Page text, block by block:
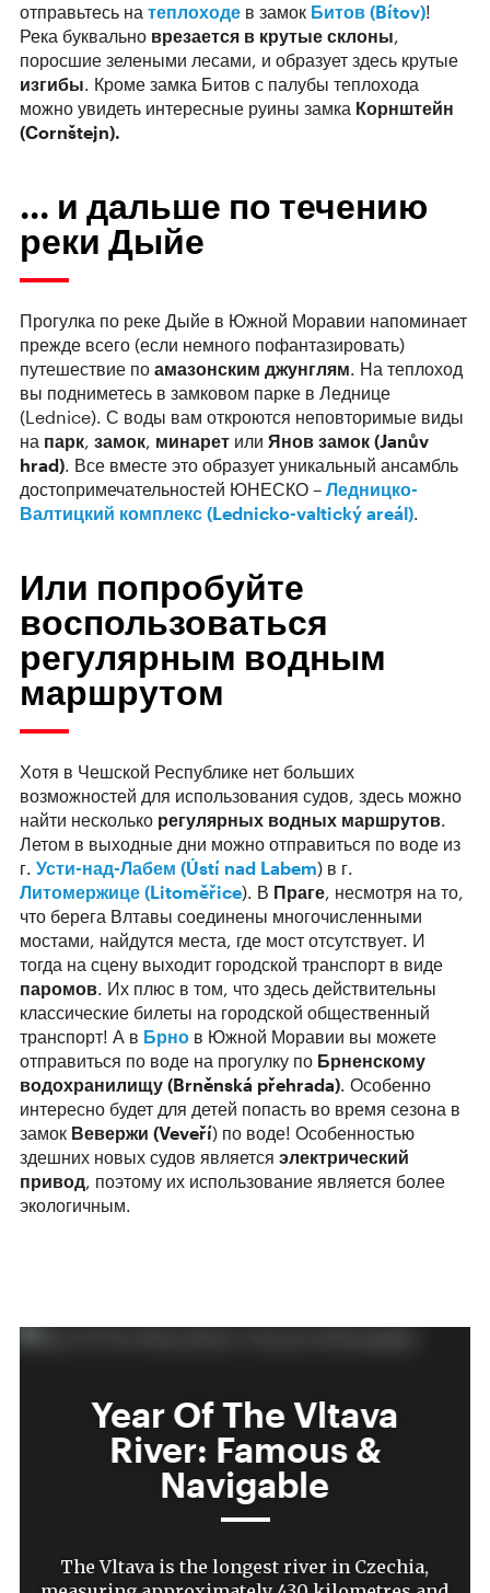
отправьтесь на теплоходе в замок Битов (Bítov)!
Река буквально врезается в крутые склоны,
поросшие зелеными лесами, и образует здесь крутые
изгибы. Кроме замка Битов с палубы теплохода
можно увидеть интересные руины замка Корнштейн
(Cornštejn).
... и дальше по течению
реки Дыйе
Прогулка по реке Дыйе в Южной Моравии напоминает
прежде всего (если немного пофантазировать)
путешествие по амазонским джунглям. На теплоход
вы подниметесь в замковом парке в Леднице
(Lednice). С воды вам откроются неповторимые виды
на парк, замок, минарет или Янов замок (Janův
hrad). Все вместе это образует уникальный ансамбль
достопримечательностей ЮНЕСКО – Ледницко-
Валтицкий комплекс (Lednicko-valtický areál).
Или попробуйте
воспользоваться
регулярным водным
маршрутом
Хотя в Чешской Республике нет больших
возможностей для использования судов, здесь можно
найти несколько регулярных водных маршрутов.
Летом в выходные дни можно отправиться по воде из
г. Усти-над-Лабем (Ústí nad Labem) в г.
Литомержице (Litoměřice). В Праге, несмотря на то,
что берега Влтавы соединены многочисленными
мостами, найдутся места, где мост отсутствует. И
тогда на сцену выходит городской транспорт в виде
паромов. Их плюс в том, что здесь действительны
классические билеты на городской общественный
транспорт! А в Брно в Южной Моравии вы можете
отправиться по воде на прогулку по Брненскому
водохранилищу (Brněnská přehrada). Особенно
интересно будет для детей попасть во время сезона в
замок Вевержи (Veveří) по воде! Особенностью
здешних новых судов является электрический
привод, поэтому их использование является более
экологичным.
Year Of The Vltava
River: Famous &
Navigable
The Vltava is the longest river in Czechia,